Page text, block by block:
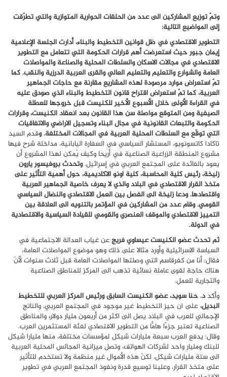
وتمّ توزيع المشاركين الى عدد من الحلقات الحوارية المتوازية والتي تطرّقت
إلى المواضيع التالية:
التطوير الاقتصادي في ظل قوانين التخطيط والبناء، أدارت الجلسة الإعلامية
إيمان جبور حيث استعرضت أهم قرارات الحكومة التي تتعامل مع التطوير
الاقتصادي في مجالات الاسكان والسلطات المحلية والصناعة والمواصلات
العامة والشوارع والتعليم والتعليم العالي والقرى العربية الدرزية والنقب. كما
تمّ استعراض موارد مرصودة لهذه المشاريع مقارنة مع حاجات الجماهير
العربية، كما تمّ استعراض اقتراح قانون التخطيط والبناء الذي صودق عليه
في القراءة الأولى خلال الأسبوع الأخير للكنيست قبل خروجها للعطلة
الصيفية ومن المتوقع مواصلة سن هذا القانون بعد انعقاد الكنيست، وقرارات
الحكومة والتبعات القانونية في مجال البناء وتسجيل الاراضي والاتفاقيات
التي توقّع مع السلطات المحلية العربية في المجالات المختلفة.وقدم السيد
تاكادا كاتسونوبو، المستشار السياسي في السفارة اليابانية، مداخلة شرح فيها
مشروع المنطقة الزراعية الصناعية في أريحا وكيف يُمكن لهذا المشروع أن
يعود بالفائدة على المجتمع العربي في إسرائيل.وتحدث بروفيسور يارون
زليخة، رئيس كلية المحاسبة، كلية اونو الاكاديمية، حول أهمية التأثير على
متخذ القرار الاقتصادي في البلاد والذي لا يعرف خاصية الجماهير العربية
واقتصادها. ودعا زليخة الى الفصل بين العمل الاقتصادي والنضال السياسي
القومي. وقام عدد من المشاركين في المؤتمر بالتنويه الى العلاقة بين
التمييز الاقتصادي والموقف العنصري والقومي للقيادة السياسية والاقتصادية
في الدولة.
ثم تحدث عضو الكنيست عيساوي فريجعن غياب العدالة الاجتماعية في
السياسة الاسرائيلية وأورد مثالا على ذلك وهو موضوع المواصلات العامة،
فقال: أنا من كفرقاسم التي وصلتها المواصلات العامة قبل ثلاث سنوات لأنّ
هناك حاجة لقوى عاملة نسائية تذهب الى المركز للمناطق الصناعية
والتجارية للعمل.
وأكدد. حنا سويد، عضو الكنيست السابق ورئيس المركز العربي للتخطيط
البديل، على ان حيز التخطيط غير موجود في المجتمع العربي، والناتج
الإجمالي للعرب في البلاد يصل الى اكثر من أربعون مليار دولار، والمناطق
الصناعية تعتبر جزءًا هامًّا من التطوير الاقتصادي لفئة المستثمرين العرب.
وقال: يدفع العرب سبعة مليارات شيكل لمؤسسات مختلفة، منها مليارا شيكل
للبنك ومليار واحد لشركات الهواتف، وتصل ميزانية المجالس المحلية العربية
الى ستة مليارات شيكل، لكنّ هذه الأموال غير منظمة ولا تستخدم للتأثير
على متخذ القرار، وعلينا توسيع قدرة ونفوذ المجتمع العربي في تطوير